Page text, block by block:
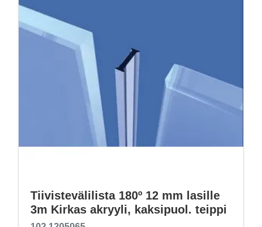
Tiivistevälilista 180º 12 mm lasille
3m Kirkas akryyli, kaksipuol. teippi